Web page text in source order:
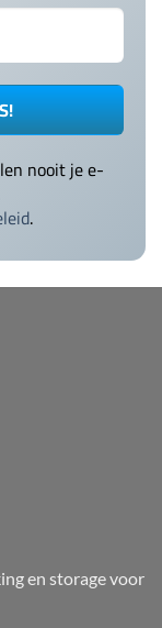
nooit je e-
.
en storage voor